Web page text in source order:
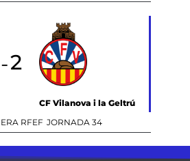
-2
CF Vilanova i la Geltrú
RFEF JORNADA 34